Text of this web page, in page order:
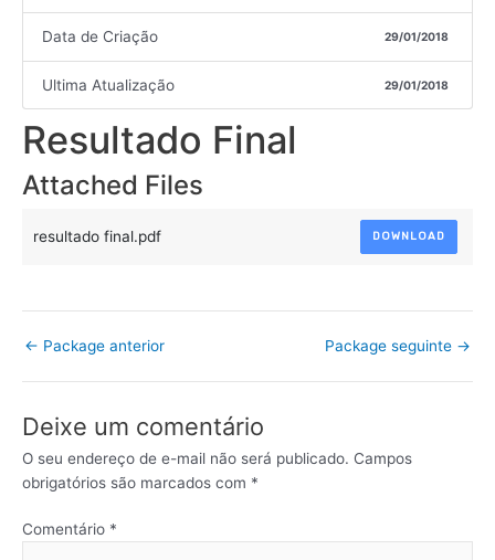
Data de Criação 29/01/2018
Ultima Atualização 29/01/2018
Resultado Final
Attached Files
resultado final.pdf DOWNLOAD
← Package anterior Package seguinte →
Deixe um comentário
O seu endereço de e-mail não será publicado. Campos
obrigatórios são marcados com *
Comentário *